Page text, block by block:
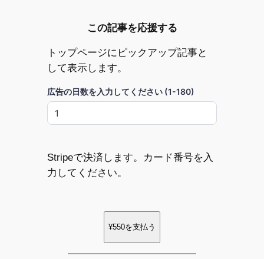
この記事を応援する
トップページにピックアップ記事と
して表示します。
広告の日数を入力してください (1-180)
Stripeで決済します。カード番号を入
力してください。
¥550を支払う